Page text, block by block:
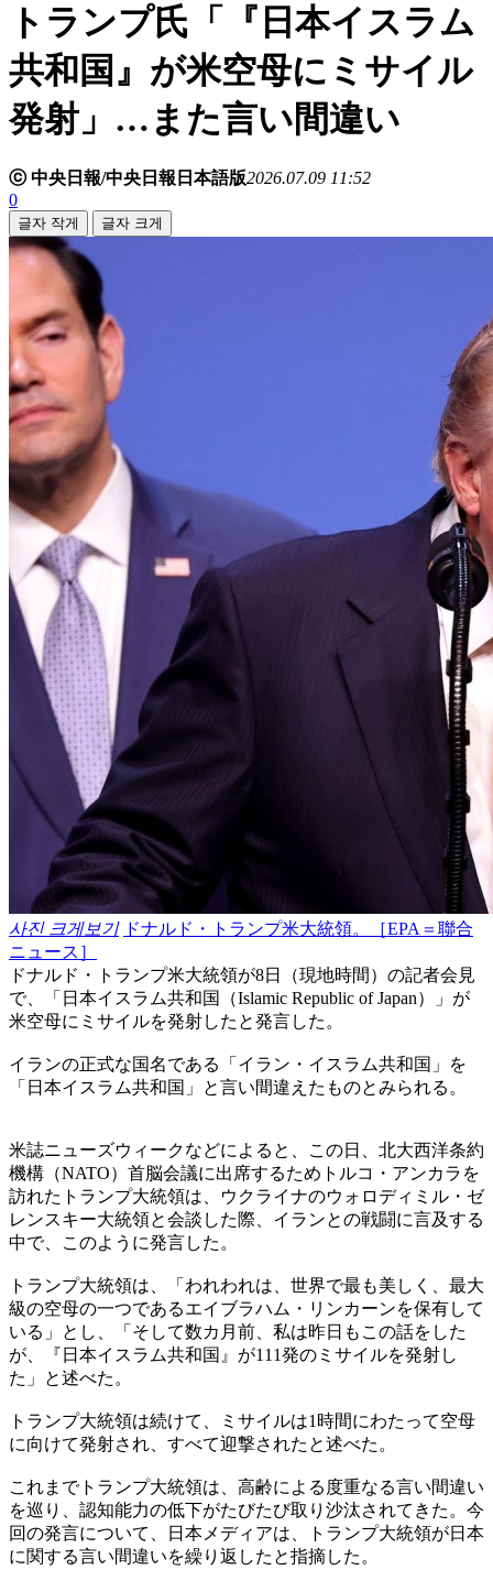
トランプ氏「『日本イスラム
共和国』が米空母にミサイル
発射」…また言い間違い
ⓒ 中央日報/中央日報日本語版2026.07.09 11:52
0
글자 작게 글자 크게
사진 크게보기 ドナルド・トランプ米大統領。［EPA＝聯合
ニュース］
ドナルド・トランプ米大統領が8日（現地時間）の記者会見
で、「日本イスラム共和国（Islamic Republic of Japan）」が
米空母にミサイルを発射したと発言した。
イランの正式な国名である「イラン・イスラム共和国」を
「日本イスラム共和国」と言い間違えたものとみられる。
米誌ニューズウィークなどによると、この日、北大西洋条約
機構（NATO）首脳会議に出席するためトルコ・アンカラを
訪れたトランプ大統領は、ウクライナのウォロディミル・ゼ
レンスキー大統領と会談した際、イランとの戦闘に言及する
中で、このように発言した。
トランプ大統領は、「われわれは、世界で最も美しく、最大
級の空母の一つであるエイブラハム・リンカーンを保有して
いる」とし、「そして数カ月前、私は昨日もこの話をした
が、『日本イスラム共和国』が111発のミサイルを発射し
た」と述べた。
トランプ大統領は続けて、ミサイルは1時間にわたって空母
に向けて発射され、すべて迎撃されたと述べた。
これまでトランプ大統領は、高齢による度重なる言い間違い
を巡り、認知能力の低下がたびたび取り沙汰されてきた。今
回の発言について、日本メディアは、トランプ大統領が日本
に関する言い間違いを繰り返したと指摘した。